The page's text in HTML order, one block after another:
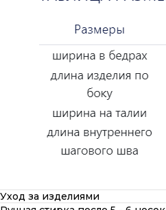
Уход за изделиями